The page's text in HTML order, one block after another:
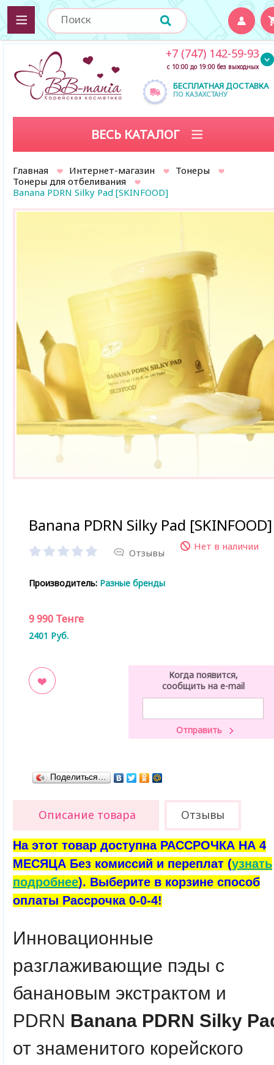
БЕСПЛАТНАЯ ДОСТАВКА
ПО КАЗАХСТАНУ
+7 (747) 142-59-93
с 10:00 до 19:00 без выходных
ВЕСЬ КАТАЛОГ
Главная Интернет-магазин
Тонеры
Тонеры для отбеливания
Banana PDRN Silky Pad [SKINFOOD]
Banana PDRN Silky Pad [SKINFOOD]
Отзывы
Нет в наличии
Производитель: Разные бренды
9 990 Тенге
2401 Руб.
Когда появится,
сообщить на e-mail
Поделиться…
Описание товара Отзывы
На этот товар доступна РАССРОЧКА НА 4
МЕСЯЦА Без комиссий и переплат (узнать
подробнее). Выберите в корзине способ
оплаты Рассрочка 0-0-4!
Инновационные
разглаживающие пэды с
банановым экстрактом и
PDRN Banana PDRN Silky
от знаменитого корейского